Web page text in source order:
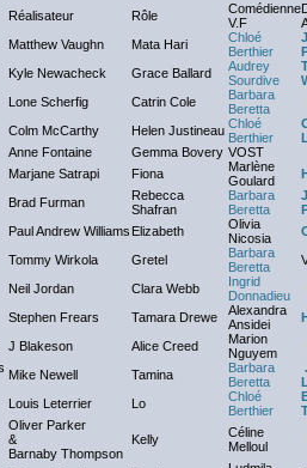
Réalisateur Rôle
Comédienne
V.F
Matthew Vaughn Mata Hari
Chloé
Berthier
Kyle Newacheck Grace Ballard
Audrey
Sourdive
Lone Scherfig Catrin Cole
Barbara
Beretta
Colm McCarthy Helen Justineau Chloé
Berthier
Anne Fontaine Gemma Bovery VOST
Marjane Satrapi Fiona
Marlène
Goulard
Brad Furman
Rebecca
Shafran
Barbara
Beretta
Paul Andrew Williams Elizabeth
Olivia
Nicosia
Tommy Wirkola Gretel
Barbara
Beretta
Neil Jordan Clara Webb
Ingrid
Donnadieu
Stephen Frears Tamara Drewe
Alexandra
Ansidei
J Blakeson Alice Creed
Marion
Nguyem
Mike Newell Tamina
Barbara
Beretta
Louis Leterrier Lo
Chloé
Berthier
Oliver Parker
&
Barnaby Thompson
Kelly
Céline
Melloul